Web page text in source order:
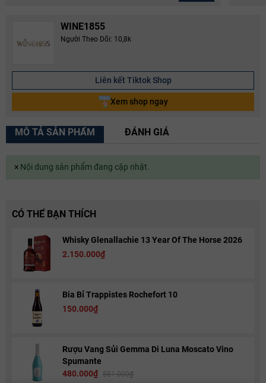
WINE1855
Người Theo Dõi: 10,8k
Liên kết Tiktok Shop
Xem shop ngay
MÔ TẢ SẢN PHẨM ĐÁNH GIÁ
×Nội dung sản phẩm đang cập nhật.
CÓ THỂ BẠN THÍCH
Whisky Glenallachie 13 Year Of The Horse 2026
2.150.000₫
Bia Bỉ Trappistes Rochefort 10
150.000₫
Rượu Vang Sủi Gemma Di Luna Moscato Vino
Spumante
480.000₫ 581.000₫